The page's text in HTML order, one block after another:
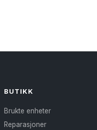
BUTIKK
Brukte enheter
Reparasjoner